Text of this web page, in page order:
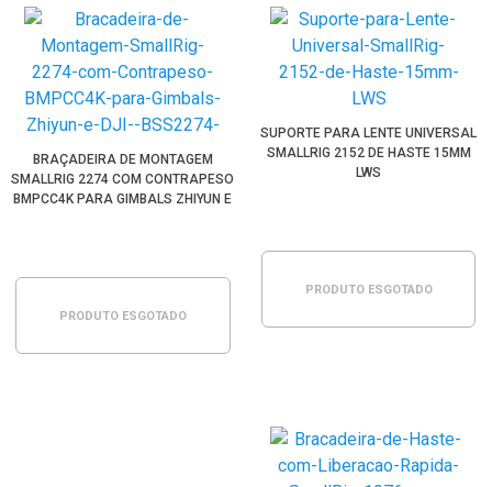
BRAÇADEIRA DE MONTAGEM
SMALLRIG 2274 COM CONTRAPESO
BMPCC4K PARA GIMBALS ZHIYUN E
PRODUTO ESGOTADO
SUPORTE PARA LENTE UNIVERSAL
SMALLRIG 2152 DE HASTE 15MM
LWS
PRODUTO ESGOTADO